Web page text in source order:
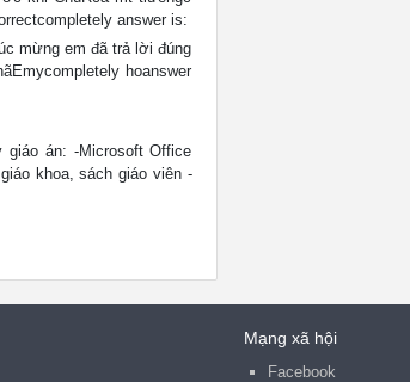
answer is:
mừng em đã trả lời đúng
hoanswer
án: -Microsoft Office
khoa, sách giáo viên -
Mạng xã hội
Facebook